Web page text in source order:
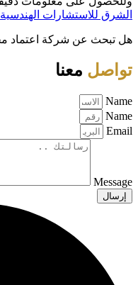
الشرق للاستشارات الهندسية
هل تبحث عن شركة اعتماد
تواصل معنا
Name
Name
Email
Message
إرسال